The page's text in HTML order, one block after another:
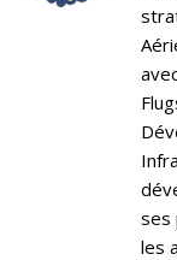
ses
les